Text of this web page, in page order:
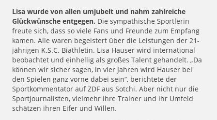
Lisa wurde von allen umjubelt und nahm zahlreiche
Glückwünsche entgegen. Die sympathische Sportlerin
freute sich, dass so viele Fans und Freunde zum Empfang
kamen. Alle waren begeistert über die Leistungen der 21-
jährigen K.S.C. Biathletin. Lisa Hauser wird international
beobachtet und einhellig als großes Talent gehandelt. „Da
können wir sicher sagen, in vier Jahren wird Hauser bei
den Spielen ganz vorne dabei sein“, berichtete der
Sportkommentator auf ZDF aus Sotchi. Aber nicht nur die
Sportjournalisten, vielmehr ihre Trainer und ihr Umfeld
schätzen ihren Eifer und Willen.